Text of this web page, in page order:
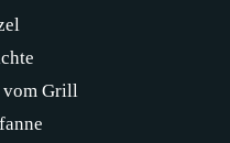
vom Grill